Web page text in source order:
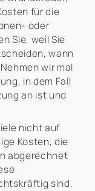
für die
oder
Sie, weil Sie
wann
wir mal
in dem Fall
an ist und
nicht auf
Kosten, die
abgerechnet
sind.